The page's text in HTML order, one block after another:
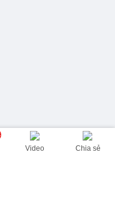
Video Chia sẻ